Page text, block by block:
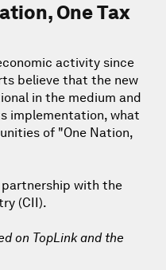
One Tax
activity since
believe that the new
in the medium and
implementation, what
of "One Nation,
partnership with the
(CII).
on TopLink and the